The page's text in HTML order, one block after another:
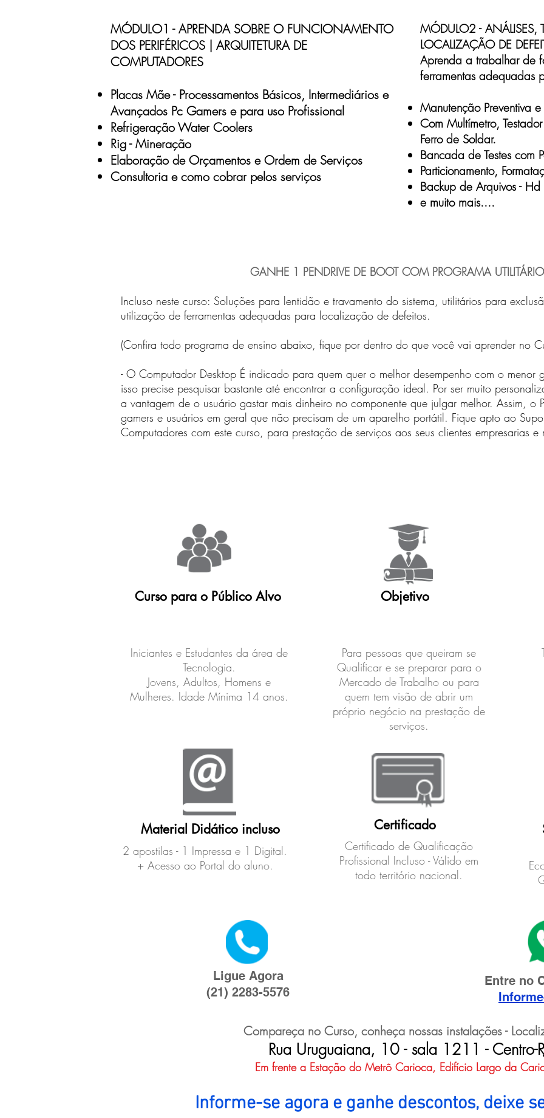
MÓDULO1 - APRENDA SOBRE O FUNCIONAMENTO
DOS PERIFÉRICOS | ARQUITETURA DE
COMPUTADORES
Placas Mãe - Processamentos Básicos, Intermediários e
Avançados Pc Gamers e para uso Profissional
Refrigeração Water Coolers
Rig - Mineração
Elaboração de Orçamentos e Ordem de Serviços
Consultoria e como cobrar pelos serviços
MÓDULO2 - ANÁLISES,
LOCALIZAÇÃO DE
Aprenda a trabalhar de
ferramentas adequadas
Manutenção Preventiva
Com Multímetro,
Ferro de Soldar.
Bancada de Testes com
Particionamento,
Backup de Arquivos - Hd
e muito mais....
GANHE 1 PENDRIVE DE BOOT COM PROGRAMA
Incluso neste curso: Soluções para lentidão e travamento do sistema, utilitários para
utilização de ferramentas adequadas para localização de defeitos.
(Confira todo programa de ensino abaixo, fique por dentro do que você vai aprender no
- O Computador Desktop É indicado para quem quer o melhor desempenho com o menor
isso precise pesquisar bastante até encontrar a configuração ideal. Por ser muito
a vantagem de o usuário gastar mais dinheiro no componente que julgar melhor. Assim, o
gamers e usuários em geral que não precisam de um aparelho portátil. Fique apto ao
Computadores com este curso, para prestação de serviços aos seus clientes empresarias e
Curso para o Público Alvo
Iniciantes e Estudantes da área de
Tecnologia.
Jovens, Adultos, Homens e
Mulheres. Idade Mínima 14 anos.
Material Didático incluso
2 apostilas - 1 Impressa e 1 Digital.
+ Acesso ao Portal do aluno.
Objetivo
Para pessoas que queiram se
Qualificar e se preparar para o
Mercado de Trabalho ou para
quem tem visão de abrir um
próprio negócio na prestação de
serviços.
Certificado
Certificado de Qualificação
Profissional Incluso - Válido em
todo território nacional.
Ligue Agora
(21) 2283-5576
Entre no
Compareça no Curso, conheça nossas instalações -
Rua Uruguaiana, 10 - sala 1211 - Centro-
Em frente a Estação do Metrô Carioca, Edifício Largo da
Informe-se agora e ganhe descontos, deixe